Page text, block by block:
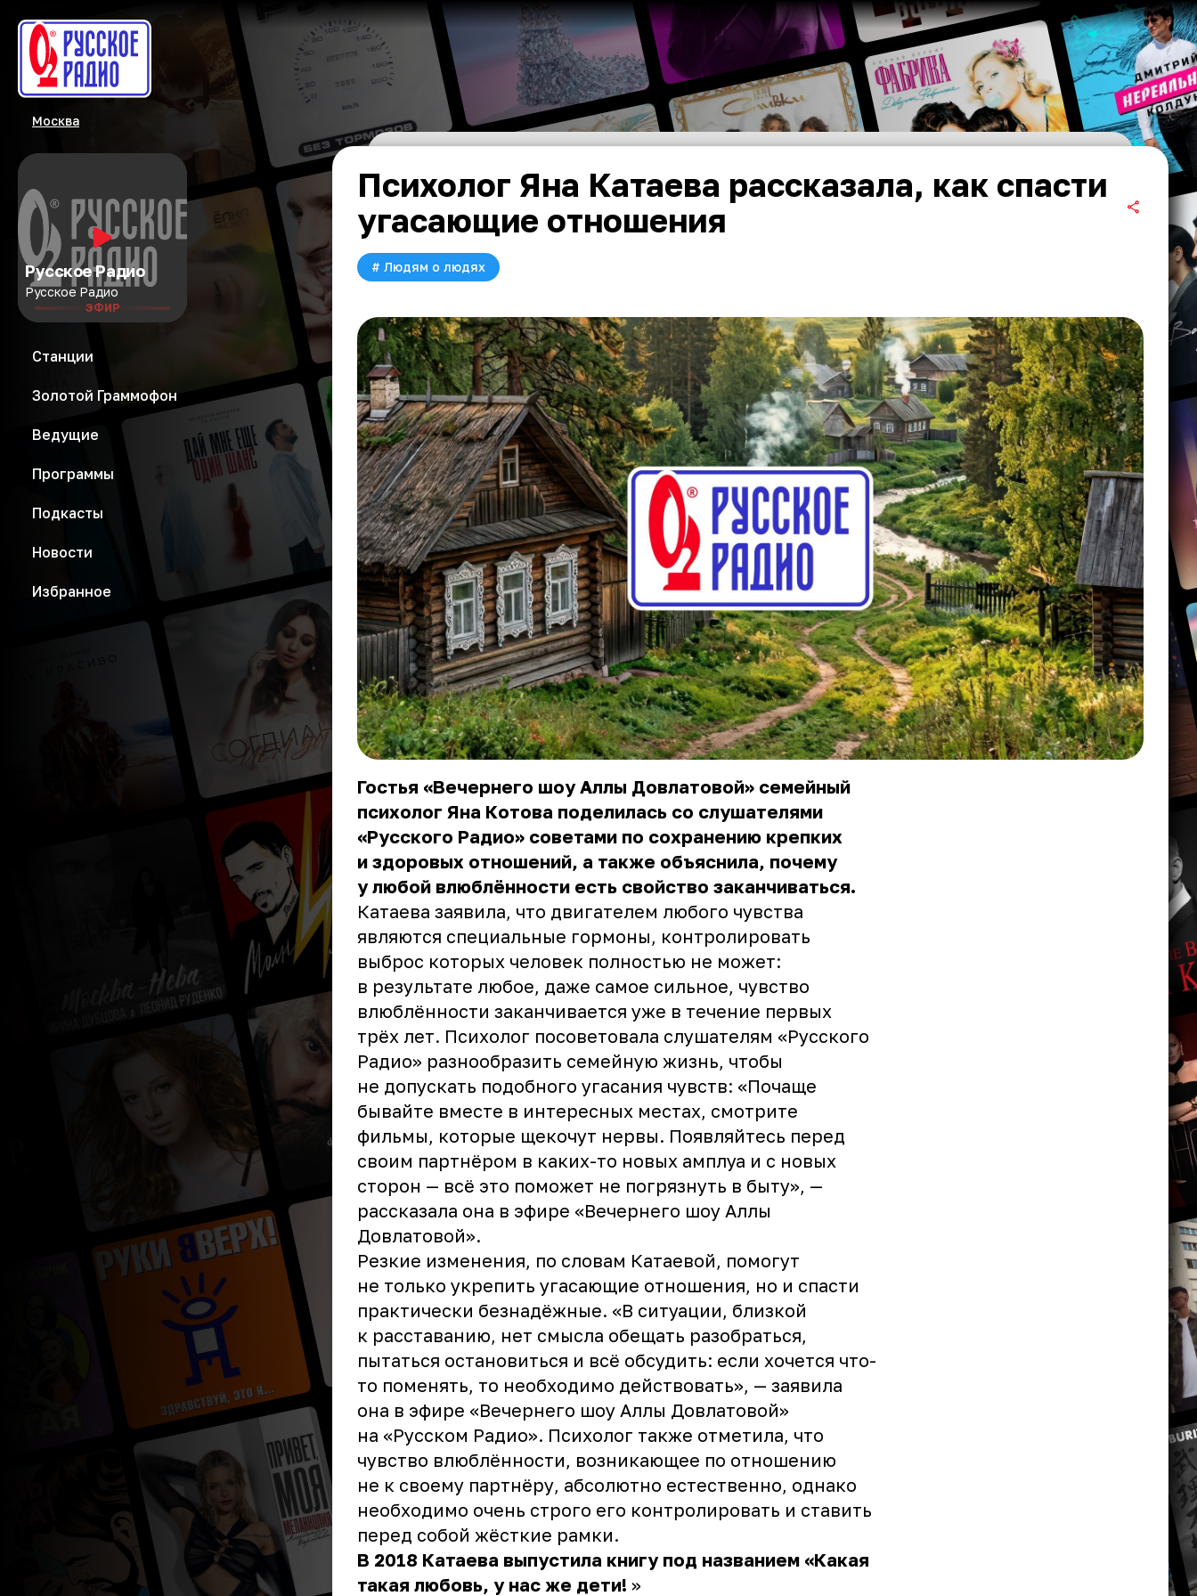
Москва
Русское Радио
Русское Радио
ЭФИР
Станции
Золотой Граммофон
Ведущие
Программы
Подкасты
Новости
Избранное
Психолог Яна Катаева рассказала, как спасти
угасающие отношения
# Людям о людях
Гостья «Вечернего шоу Аллы Довлатовой» семейный
психолог Яна Котова поделилась со слушателями
«Русского Радио» советами по сохранению крепких
и здоровых отношений, а также объяснила, почему
у любой влюблённости есть свойство заканчиваться.
Катаева заявила, что двигателем любого чувства
являются специальные гормоны, контролировать
выброс которых человек полностью не может:
в результате любое, даже самое сильное, чувство
влюблённости заканчивается уже в течение первых
трёх лет. Психолог посоветовала слушателям «Русского
Радио» разнообразить семейную жизнь, чтобы
не допускать подобного угасания чувств: «Почаще
бывайте вместе в интересных местах, смотрите
фильмы, которые щекочут нервы. Появляйтесь перед
своим партнёром в каких-то новых амплуа и с новых
сторон — всё это поможет не погрязнуть в быту», —
рассказала она в эфире «Вечернего шоу Аллы
Довлатовой».
Резкие изменения, по словам Катаевой, помогут
не только укрепить угасающие отношения, но и спасти
практически безнадёжные. «В ситуации, близкой
к расставанию, нет смысла обещать разобраться,
пытаться остановиться и всё обсудить: если хочется что-
то поменять, то необходимо действовать», — заявила
она в эфире «Вечернего шоу Аллы Довлатовой»
на «Русском Радио». Психолог также отметила, что
чувство влюблённости, возникающее по отношению
не к своему партнёру, абсолютно естественно, однако
необходимо очень строго его контролировать и ставить
перед собой жёсткие рамки.
В 2018 Катаева выпустила книгу под названием «Какая
такая любовь, у нас же дети! »